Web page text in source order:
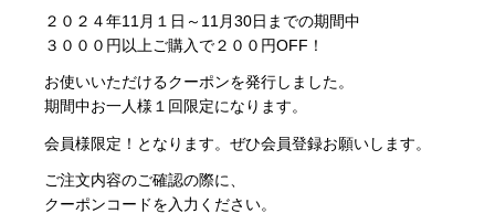
２０２４年11月１日～11月30日までの期間中
３０００円以上ご購入で２００円OFF！
お使いいただけるクーポンを発行しました。
期間中お一人様１回限定になります。
会員様限定！ となります。ぜひ会員登録お願いします。
ご注文内容のご確認の際に、
クーポンコードを入力ください。